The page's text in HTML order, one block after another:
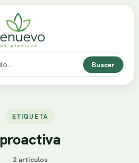
Buscar
ETIQUETA
proactiva
2 artículos